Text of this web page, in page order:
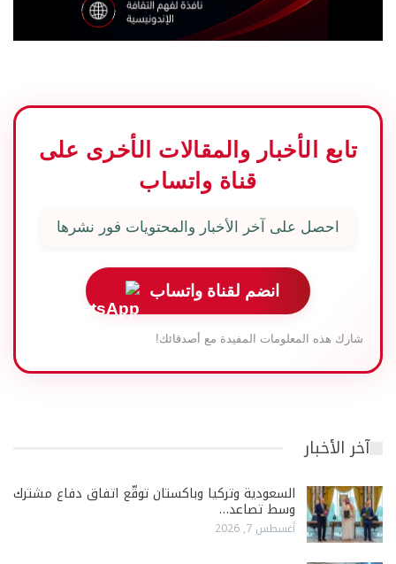
تابع الأخبار والمقالات الأخرى على
قناة واتساب
احصل على آخر الأخبار والمحتويات فور نشرها
انضم لقناة واتساب
شارك هذه المعلومات المفيدة مع أصدقائك!
آخر الأخبار
السعودية وتركيا وباكستان توقّع اتفاق دفاع مشترك
وسط تصاعد…
أغسطس 7, 2026